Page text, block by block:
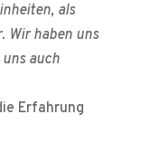
als
Wir haben uns
auch
Erfahrung